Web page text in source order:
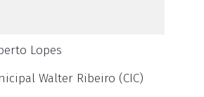
Lopes
Walter Ribeiro (CIC)